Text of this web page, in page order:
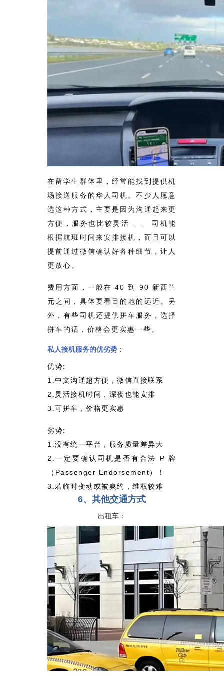
在留学生群体里，经常能找到提供机
场接送服务的华人司机。不少人愿意
选这种方式，主要是因为沟通起来更
方便，服务也比较灵活 —— 司机能
根据航班时间来安排接机，而且可以
提前通过微信确认好各种细节，让人
更放心。
费用方面，一般在 40 到 90 新西兰
元之间，具体要看目的地的远近。另
外，有些司机还提供拼车服务，选择
拼车的话，价格会更实惠一些。
私人接机服务的优劣势 ：
优势:
1.中文沟通超方便，微信直接联系
2.灵活接机时间，深夜也能安排
3.可拼车，价格更实惠
劣势:
1.没有统一平台，服务质量差异大
2.一定要确认司机是否有合法 P 牌
（Passenger Endorsement）！
3.若临时变动或被爽约，维权较难
6、其他交通方式
出租车：